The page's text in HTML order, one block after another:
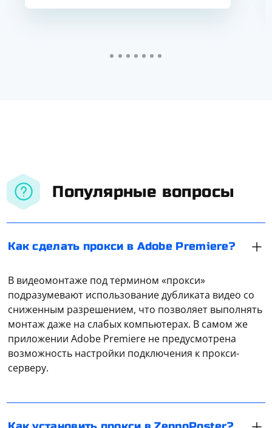
Популярные вопросы
Как сделать прокси в Adobe Premiere?
В видеомонтаже под термином «прокси»
подразумевают использование дубликата видео со
сниженным разрешением, что позволяет выполнять
монтаж даже на слабых компьютерах. В самом же
приложении Adobe Premiere не предусмотрена
возможность настройки подключения к прокси-
серверу.
Запустите программу и добавьте шаблон. Нажмите
на него два раза, чтобы открылось окно. Здесь
следует указать путь к файлу с прокси и сохранить
настройки. Прокси указываются в файле в
если прокси привязан к своему IP, либо
Откройте приложение Telegram, а затем зайдите в